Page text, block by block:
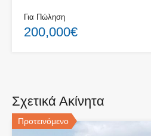
Για Πώληση
200,000€
Σχετικά Ακίνητα
Προτεινόμενο